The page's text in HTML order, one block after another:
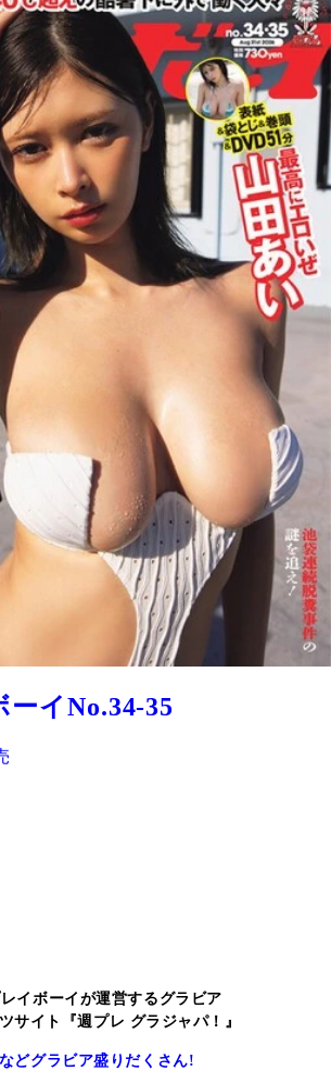
イNo.34-35
イボーイが運営するグラビア
サイト『週プレ グラジャパ！』
どグラビア盛りだくさん!